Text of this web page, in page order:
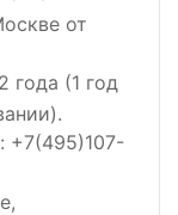
от
года (1 год
+7(495)107-